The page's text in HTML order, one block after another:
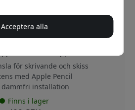
4.6
för skrivande och skiss
med Apple Pencil
dammfri installation
Finns i lager
Acceptera alla